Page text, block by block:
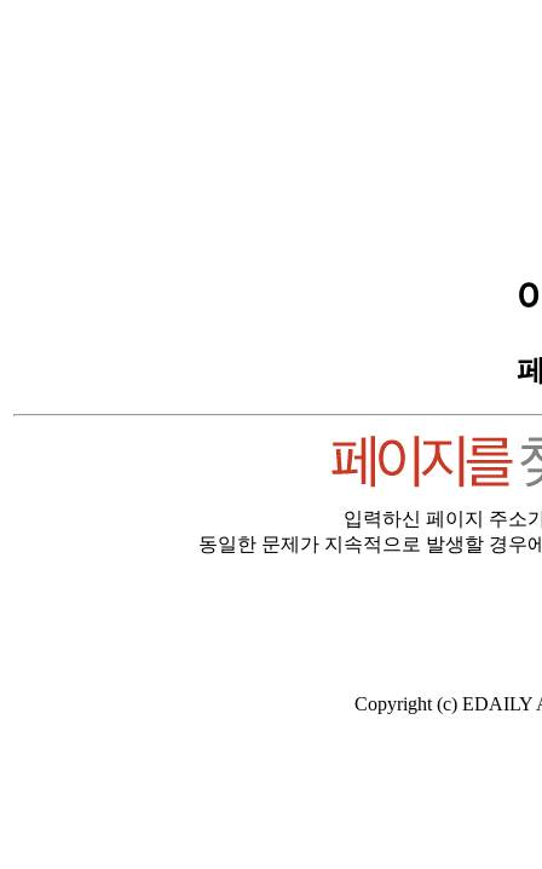
입력하신 페이지 주소
동일한 문제가 지속적으로 발생할 경우
Copyright (c) EDAILY